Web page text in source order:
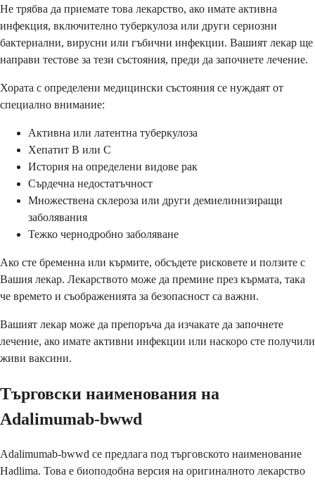
Не трябва да приемате това лекарство, ако имате активна
инфекция, включително туберкулоза или други сериозни
бактериални, вирусни или гъбични инфекции. Вашият лекар ще
направи тестове за тези състояния, преди да започнете лечение.
Хората с определени медицински състояния се нуждаят от
специално внимание:
Активна или латентна туберкулоза
Хепатит B или C
История на определени видове рак
Сърдечна недостатъчност
Множествена склероза или други демиелинизиращи
заболявания
Тежко чернодробно заболяване
Ако сте бременна или кърмите, обсъдете рисковете и ползите с
Вашия лекар. Лекарството може да премине през кърмата, така
че времето и съображенията за безопасност са важни.
Вашият лекар може да препоръча да изчакате да започнете
лечение, ако имате активни инфекции или наскоро сте получили
живи ваксини.
Търговски наименования на
Adalimumab-bwwd
Adalimumab-bwwd се предлага под търговското наименование
Hadlima. Това е биоподобна версия на оригиналното лекарство